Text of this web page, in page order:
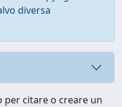
diversa
citare o creare un